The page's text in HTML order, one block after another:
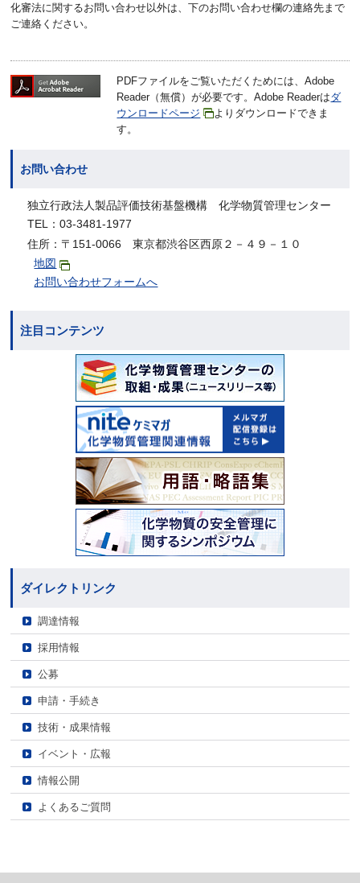
化審法に関するお問い合わせ以外は、下のお問い合わせ欄の連絡先まで
ご連絡ください。
PDFファイルをご覧いただくためには、Adobe
Reader（無償）が必要です。Adobe Readerはダ
ウンロードページ
よりダウンロードできま
す。
お問い合わせ
独立行政法人製品評価技術基盤機構 化学物質管理センター
TEL：03-3481-1977
住所：〒151-0066 東京都渋谷区西原２－４９－１０
地図
お問い合わせフォームへ
注目コンテンツ
ダイレクトリンク
調達情報
採用情報
公募
申請・手続き
技術・成果情報
イベント・広報
情報公開
よくあるご質問